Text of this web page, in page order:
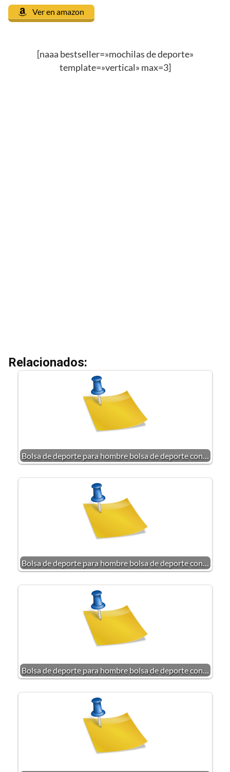
Ver en amazon
[naaa bestseller=»mochilas de deporte»
template=»vertical» max=3]
Relacionados:
Bolsa de deporte para hombre bolsa de deporte con…
Bolsa de deporte para hombre bolsa de deporte con…
Bolsa de deporte para hombre bolsa de deporte con…